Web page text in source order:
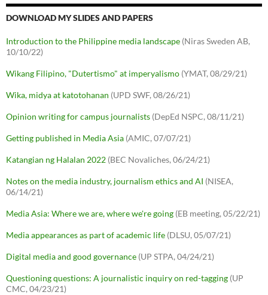
DOWNLOAD MY SLIDES AND PAPERS
Introduction to the Philippine media landscape (Niras Sweden AB,
10/10/22)
Wikang Filipino, "Dutertismo" at imperyalismo (YMAT, 08/29/21)
Wika, midya at katotohanan (UPD SWF, 08/26/21)
Opinion writing for campus journalists (DepEd NSPC, 08/11/21)
Getting published in Media Asia (AMIC, 07/07/21)
Katangian ng Halalan 2022 (BEC Novaliches, 06/24/21)
Notes on the media industry, journalism ethics and AI (NISEA,
06/14/21)
Media Asia: Where we are, where we're going (EB meeting, 05/22/21)
Media appearances as part of academic life (DLSU, 05/07/21)
Digital media and good governance (UP STPA, 04/24/21)
Questioning questions: A journalistic inquiry on red-tagging (UP
CMC, 04/23/21)